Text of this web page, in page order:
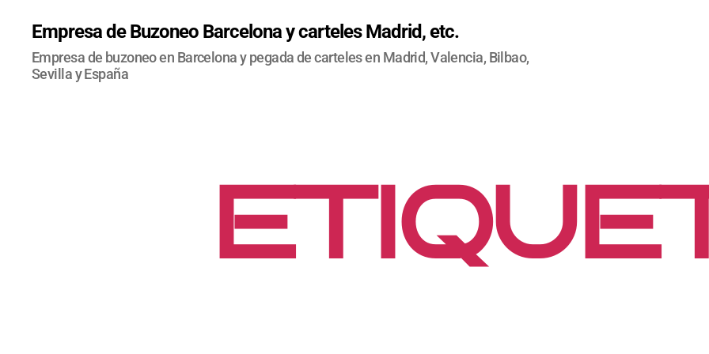
Empresa de Buzoneo Barcelona y carteles Madrid, etc.
Empresa de buzoneo en Barcelona y pegada de carteles en Madrid, Valencia, Bilbao,
Sevilla y España